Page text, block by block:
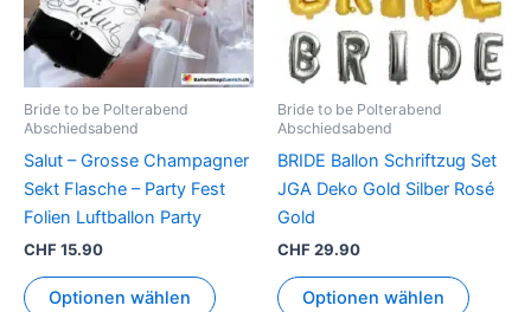
Bride to be Polterabend
Abschiedsabend
Salut – Grosse Champagner
Sekt Flasche – Party Fest
Folien Luftballon Party
CHF15.90
Optionen wählen
Bride to be Polterabend
Abschiedsabend
BRIDE Ballon Schriftzug Set
JGA Deko Gold Silber Rosé
Gold
CHF29.90
Optionen wählen
auf.
Die
der